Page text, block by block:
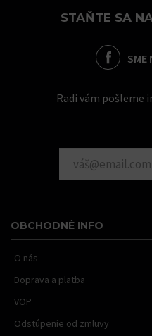
STAŇTE SA
SME
Radi vám pošleme
OBCHODNÉ INFO
O nás
Doprava a platba
VOP
Odstúpenie od zmluvy